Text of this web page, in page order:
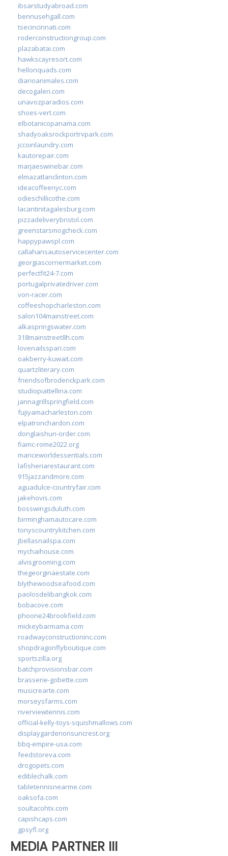
ibsarstudyabroad.com
bennusehgall.com
tsecincinnati.com
roderconstructiongroup.com
plazabatai.com
hawkscayresort.com
hellonquads.com
diarioanimales.com
decogaleri.com
unavozparadios.com
shoes-vert.com
elbotanicopanama.com
shadyoaksrockportrvpark.com
jccoinlaundry.com
kautorepair.com
marjaeswinebar.com
elmazatlanclinton.com
ideacoffeenyc.com
odieschillicothe.com
lacantinitagalesburg.com
pizzadeliverybristol.com
greenstarsmogcheck.com
happypawspl.com
callahansautoservicecenter.com
georgiascornermarket.com
perfectfit24-7.com
portugalprivatedriver.com
von-racer.com
coffeeshopcharleston.com
salon104mainstreet.com
alkaspringswater.com
318mainstreet8h.com
lovenailsspari.com
oakberry-kuwait.com
quartzliterary.com
friendsofbroderickpark.com
studiopiattellina.com
jannagrillspringfield.com
fujiyamacharleston.com
elpatronchardon.com
donglaishun-order.com
fiamc-rome2022.org
mariceworldessentials.com
lafisheriarestaurant.com
915jazzandmore.com
aguadulce-countryfair.com
jakehovis.com
bosswingsduluth.com
birminghamautocare.com
tonyscountrykitchen.com
jbellasnailspa.com
mychaihouse.com
alvisgrooming.com
thegeorginaestate.com
blythewoodseafood.com
paolosdelibangkok.com
bobacove.com
phoone24brookfield.com
mickeybarmama.com
roadwayconstructioninc.com
shopdragonflyboutique.com
sportszilla.org
batchprovisionsbar.com
brasserie-gobette.com
musicrearte.com
morseysfarms.com
riverviewtennis.com
official-kelly-toys-squishmallows.com
displaygardenonsuncrest.org
bbq-empire-usa.com
feedstoreva.com
drogopets.com
ediblechalk.com
tabletennisnearme.com
oaksofa.com
soultacohtx.com
capishcaps.com
gpsyfl.org
MEDIA PARTNER III